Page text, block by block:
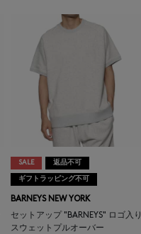
SALE 返品不可
ギフトラッピング不可
BARNEYS NEW YORK
セットアップ "BARNEYS" ロゴ入り
スウェットプルオーバー